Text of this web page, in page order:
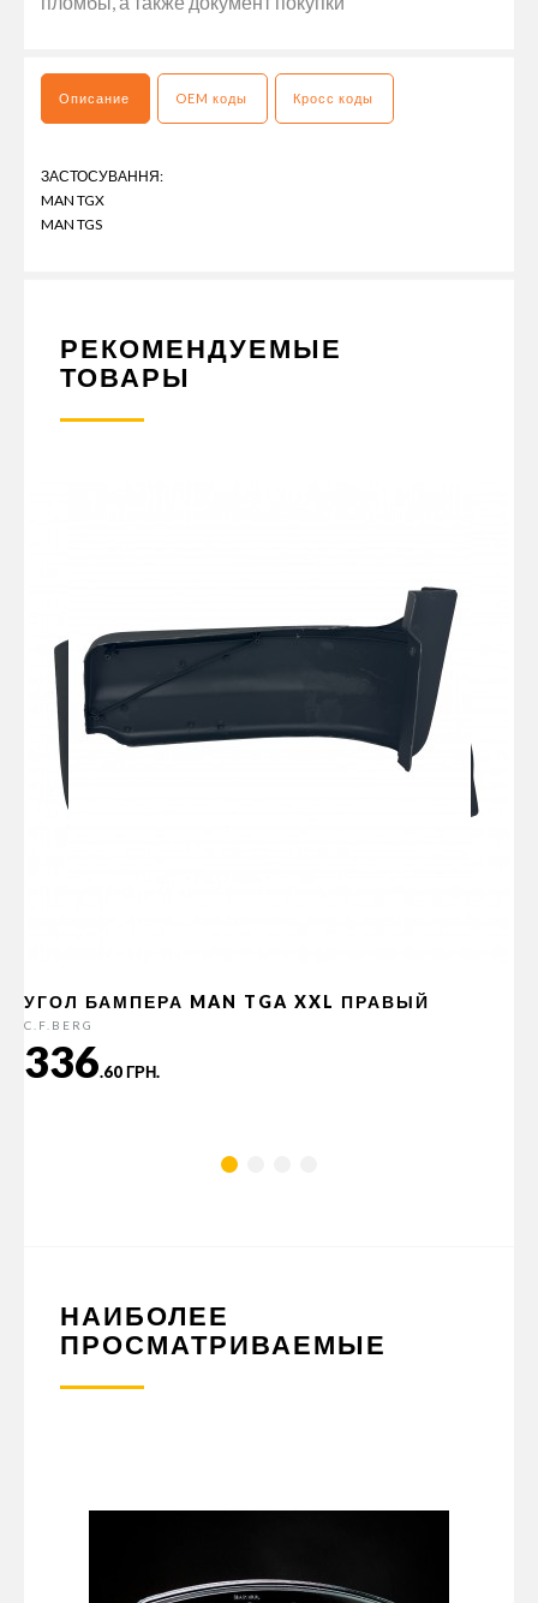
Описание OEM коды Кросс коды
ЗАСТОСУВАННЯ:
MAN TGX
MAN TGS
РЕКОМЕНДУЕМЫЕ
ТОВАРЫ
УГОЛ БАМПЕРА MAN TGA XXL ПРАВЫЙ
C.F.BERG
336.60 ГРН.
НАИБОЛЕЕ
ПРОСМАТРИВАЕМЫЕ